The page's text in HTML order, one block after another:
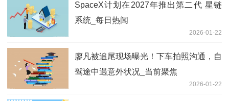
SpaceX计划在2027年推出第二代 星链
系统_每日热闻
2026-01-22
廖凡被追尾现场曝光！下车拍照沟通，自
驾途中遇意外状况_当前聚焦
2026-01-22